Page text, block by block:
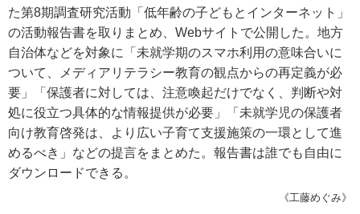
た第8期調査研究活動「低年齢の子どもとインターネット」
の活動報告書を取りまとめ、Webサイトで公開した。地方
自治体などを対象に「未就学期のスマホ利用の意味合いに
ついて、メディアリテラシー教育の観点からの再定義が必
要」「保護者に対しては、注意喚起だけでなく、判断や対
処に役立つ具体的な情報提供が必要」「未就学児の保護者
向け教育啓発は、より広い子育て支援施策の一環として進
めるべき」などの提言をまとめた。報告書は誰でも自由に
ダウンロードできる。
《工藤めぐみ》